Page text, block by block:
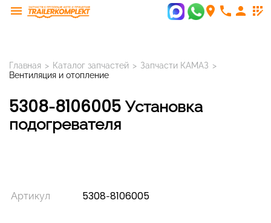
menu room phone person app_registration
Главная > Каталог запчастей > Запчасти КАМАЗ >
Вентиляция и отопление
5308-8106005 Установка
подогревателя
Артикул 5308-8106005